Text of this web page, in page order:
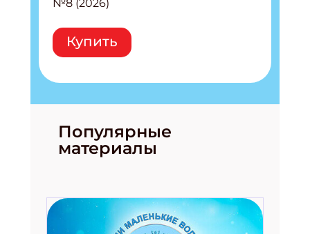
№8 (2026)
Купить
Популярные
материалы